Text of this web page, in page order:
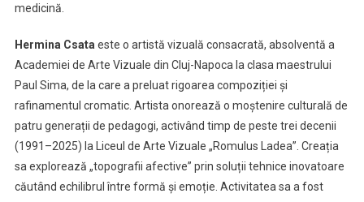
medicină.
Hermina Csataeste o artistă vizuală consacrată, absolventă a
Academiei de Arte Vizuale din Cluj-Napoca la clasa maestrului
Paul Sima, de la care a preluat rigoarea compoziției și
rafinamentul cromatic. Artista onorează o moștenire culturală de
patru generații de pedagogi, activând timp de peste trei decenii
(1991–2025) la Liceul de Arte Vizuale „Romulus Ladea”. Creația
sa explorează „topografii afective” prin soluții tehnice inovatoare
căutând echilibrul între formă și emoție. Activitatea sa a fost